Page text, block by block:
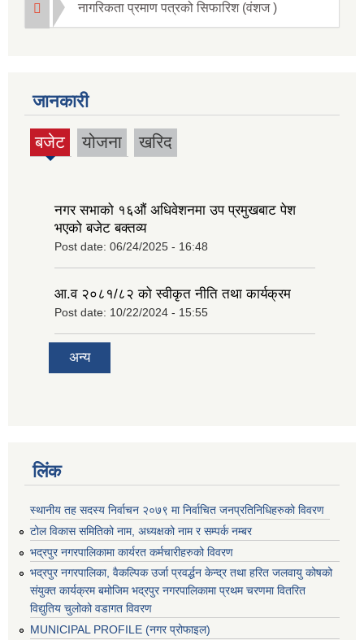
नागरिकता प्रमाण पत्रको सिफारिश (वंशज )
जानकारी
बजेट
(active
योजना खरिद
नगर सभाको १६‍औं अधिवेशनमा उप प्रमुखबाट पेश
भएको बजेट बक्तव्य
Post date: 06/24/2025 - 16:48
आ.व २०८१/८२ को स्वीकृत नीति तथा कार्यक्रम
Post date: 10/22/2024 - 15:55
अन्य
लिंक
स्थानीय तह सदस्य निर्वाचन २०७९ मा निर्वाचित जनप्रतिनिधिहरुको विवरण
टोल विकास समितिको नाम, अध्यक्षको नाम र सम्पर्क नम्बर
भद्रपुर नगरपालिकामा कार्यरत कर्मचारीहरुको विवरण
भद्रपुर नगरपालिका, वैकल्पिक उर्जा प्रवर्द्धन केन्द्र तथा हरित जलवायु कोषको
संयुक्त कार्यक्रम बमोजिम भद्रपुर नगरपालिकामा प्रथम चरणमा वितरित
विद्युतिय चुलोको वडागत विवरण
MUNICIPAL PROFILE (नगर प्रोफाइल)